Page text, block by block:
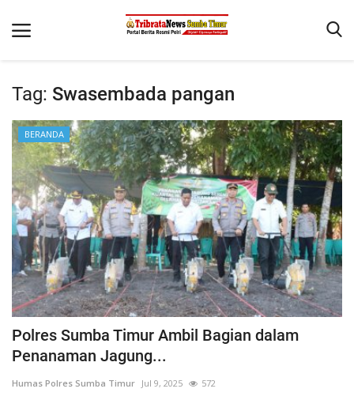
Terms & Conditions
Reskrim
Binkam
Giat Ops
Polisi Kita
Mitra Polisi
Lantas
Jurnal Kamtibmas
Tag: Swasembada pangan
BERANDA
Polres Sumba Timur Ambil Bagian dalam
Penanaman Jagung...
Humas Polres Sumba Timur Jul 9, 2025 572